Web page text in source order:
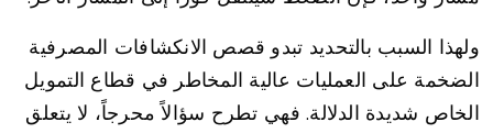
ولهذا السبب بالتحديد تبدو قصص الانكشافات المصرفية
الضخمة على العمليات عالية المخاطر في قطاع التمويل
الخاص شديدة الدلالة. فهي تطرح سؤالاً محرجاً، لا يتعلق